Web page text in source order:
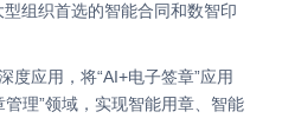
组织首选的智能合同和数智印
度应用，将“AI+电子签章”应用
管理”领域，实现智能用章、智能